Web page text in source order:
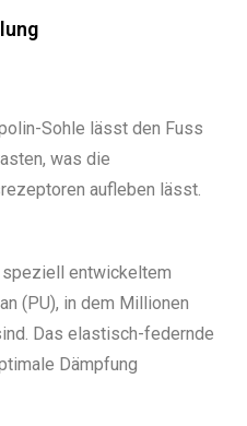
Sohle lässt den Fuss
was die
aufleben lässt.
entwickeltem
(PU), in dem Millionen
Das elastisch-­federnde
Dämpfung